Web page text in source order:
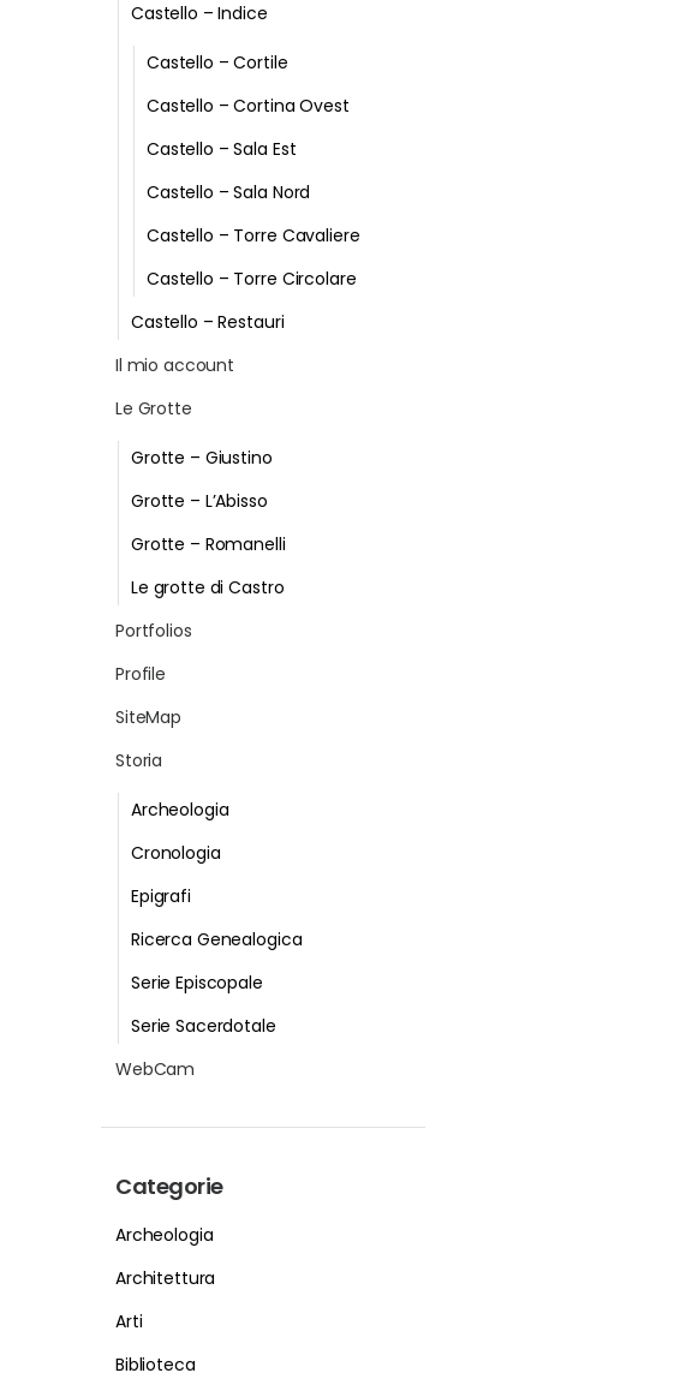
Castello – Indice
Castello – Cortile
Castello – Cortina Ovest
Castello – Sala Est
Castello – Sala Nord
Castello – Torre Cavaliere
Castello – Torre Circolare
Castello – Restauri
Il mio account
Le Grotte
Grotte – Giustino
Grotte – L’Abisso
Grotte – Romanelli
Le grotte di Castro
Portfolios
Profile
SiteMap
Storia
Archeologia
Cronologia
Epigrafi
Ricerca Genealogica
Serie Episcopale
Serie Sacerdotale
WebCam
Categorie
Archeologia
Architettura
Arti
Biblioteca